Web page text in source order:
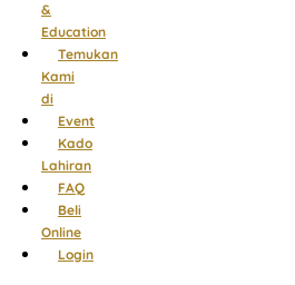
&
Education
Temukan
Kami
di
Event
Kado
Lahiran
FAQ
Beli
Online
Login